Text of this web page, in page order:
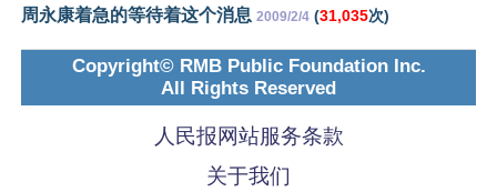
周永康着急的等待着这个消息 2009/2/4 (31,035次)
Copyright© RMB Public Foundation Inc.
All Rights Reserved
人民报网站服务条款
关于我们